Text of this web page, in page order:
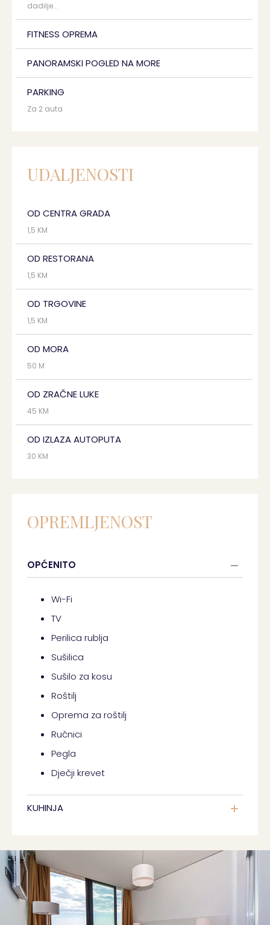
dadilje...
FITNESS OPREMA
PANORAMSKI POGLED NA MORE
PARKING
Za 2 auta
UDALJENOSTI
OD CENTRA GRADA
1,5 KM
OD RESTORANA
1,5 KM
OD TRGOVINE
1,5 KM
OD MORA
50 M
OD ZRAČNE LUKE
45 KM
OD IZLAZA AUTOPUTA
30 KM
OPREMLJENOST
OPĆENITO
Wi-Fi
TV
Perilica rublja
Sušilica
Sušilo za kosu
Roštilj
Oprema za roštilj
Ručnici
Pegla
Dječji krevet
KUHINJA